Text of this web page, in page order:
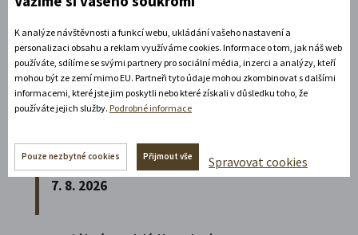
Junkovy 2026
Přijeďte navštívit Státní zámek v Litomyšli a
vzpomenout na naší první českou závodnici,
Elišku Junkovou.
Rozbalte si další akce
7. 8. 2026
K analýze návštěvnosti a funkcí webu, ukládání vašeho nastavení a
personalizaci obsahu a reklam využíváme cookies. Informace o tom, jak náš web
používáte, sdílíme se svými partnery pro sociální média, inzerci a analýzy, kteří
mohou být ze zemí mimo EU. Partneři tyto údaje mohou zkombinovat s dalšími
informacemi, které jste jim poskytli nebo které získali v důsledku toho, že
používáte jejich služby. Podrobné informace
Pouze nezbytné cookies Přijmout vše Spravovat cookies